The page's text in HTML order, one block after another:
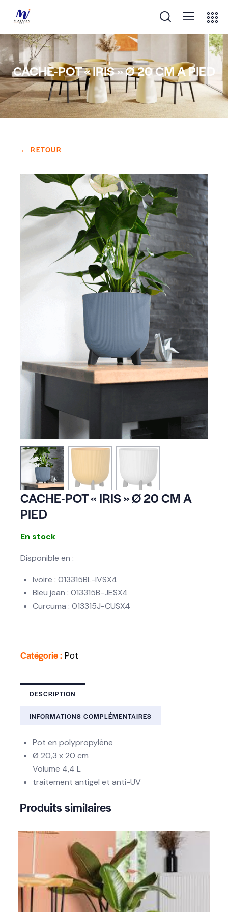
CACHE-POT « IRIS » Ø 20 CM A PIED
← RETOUR
CACHE-POT « IRIS » Ø 20 CM A
PIED
En stock
Disponible en :
Ivoire : 013315BL-IVSX4
Bleu jean : 013315B-JESX4
Curcuma : 013315J-CUSX4
Catégorie : Pot
DESCRIPTION
INFORMATIONS COMPLÉMENTAIRES
Pot en polypropylène
Ø 20,3 x 20 cm
Volume 4,4 L
traitement antigel et anti-UV
Produits similaires